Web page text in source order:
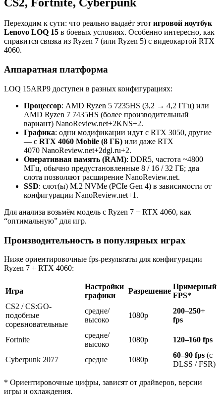
Переходим к сути: что реально выдаёт этот игровой ноутбук
Lenovo LOQ 15 в боевых условиях. Особенно интересно, как
справится связка из Ryzen 7 (или Ryzen 5) с видеокартой RTX
4060.
Аппаратная платформа
LOQ 15ARP9 доступен в разных конфигурациях:
Процессор: AMD Ryzen 5 7235HS (3,2 → 4,2 ГГц) или
AMD Ryzen 7 7435HS (более производительный
вариант) NanoReview.net+2KNS+2.
Графика: одни модификации идут с RTX 3050, другие
— с RTX 4060 Mobile (8 ГБ) или даже RTX
4070 NanoReview.net+2dgl.ru+2.
Оперативная память (RAM): DDR5, частота ~4800
МГц, обычно предустановленные 8 / 16 / 32 ГБ; два
слота позволяют расширение NanoReview.net.
SSD: слот(ы) M.2 NVMe (PCIe Gen 4) в зависимости от
конфигурации NanoReview.net+1.
Для анализа возьмём модель с Ryzen 7 + RTX 4060, как
“оптимальную” для игр.
Производительность в популярных играх
Ниже ориентировочные fps-результаты для конфигурации
Ryzen 7 + RTX 4060:
Игра
Настройки
графики
Разрешение
Примерный
FPS*
CS2 / CS:GO-
подобные
соревновательные
средне/
высоко
1080p
200–250+
fps
Fortnite
средне/
высоко
1080p 120–160 fps
Cyberpunk 2077 средне 1080p
60–90 fps (с
DLSS / FSR)
* Ориентировочные цифры, зависят от драйверов, версии
игры и охлаждения.